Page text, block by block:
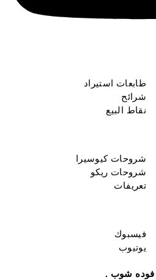
طابعات استيراد
شرائح
نقاط البيع
شروحات كيوسيرا
شروحات ريكو
تعريفات
فيسبوك
يوتيوب
شوب .